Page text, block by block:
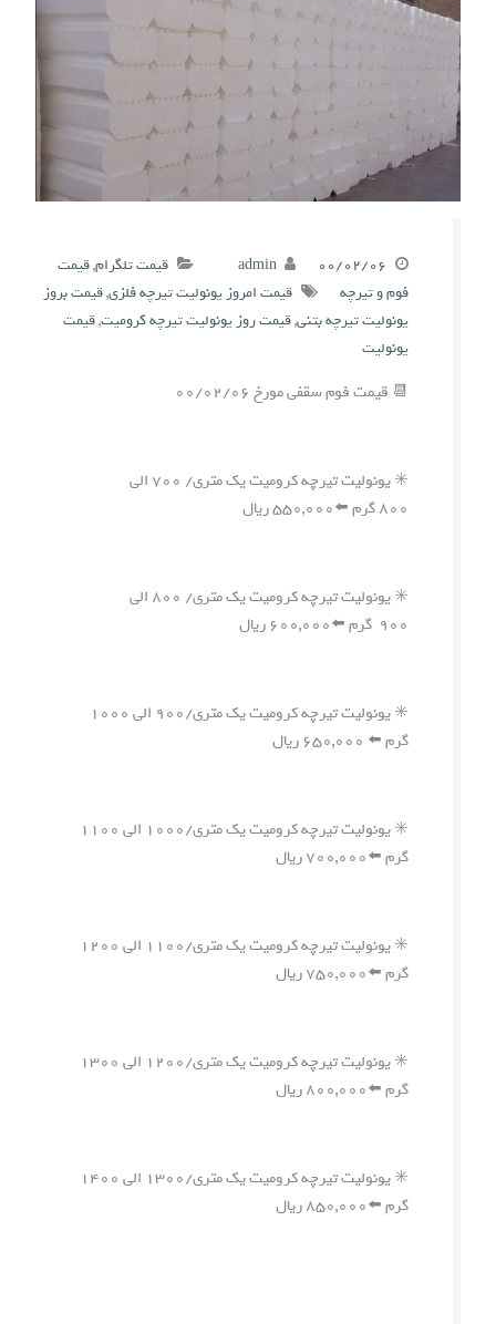
۰۰/۰۲/۰۶ admin قیمت تلگرام,قیمت
فوم و تیرچه
قیمت امروز یونولیت تیرچه فلزی,قیمت بروز
یونولیت تیرچه بتنی,قیمت روز یونولیت تیرچه کرومیت,قیمت
یونولیت
📆 قیمت فوم سقفی مورخ ۰۰/۰۲/۰۶
✳️ یونولیت تیرچه کرومیت یک متری/ ۷۰۰ الی
۸۰۰ گرم ⬅️۵۵۰,۰۰۰ ریال
✳️ یونولیت تیرچه کرومیت یک متری/ ۸۰۰ الی
۹۰۰ گرم ⬅️۶۰۰,۰۰۰ ریال
✳️ یونولیت تیرچه کرومیت یک متری/۹۰۰ الی ۱۰۰۰
گرم ⬅️ ۶۵۰,۰۰۰ ریال
✳️ یونولیت تیرچه کرومیت یک متری/۱۰۰۰ الی ۱۱۰۰
گرم ⬅️۷۰۰,۰۰۰ ریال
✳️ یونولیت تیرچه کرومیت یک متری/۱۱۰۰ الی ۱۲۰۰
گرم ⬅️۷۵۰,۰۰۰ ریال
✳️ یونولیت تیرچه کرومیت یک متری/۱۲۰۰ الی ۱۳۰۰
گرم ⬅️۸۰۰,۰۰۰ ریال
✳️ یونولیت تیرچه کرومیت یک متری/۱۳۰۰ الی ۱۴۰۰
گرم ⬅️۸۵۰,۰۰۰ ریال